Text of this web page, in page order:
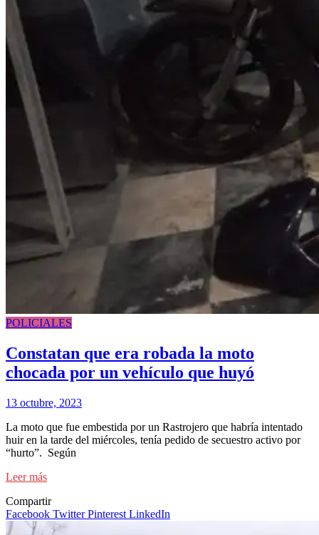
POLICIALES
Constatan que era robada la moto
chocada por un vehículo que huyó
13 octubre, 2023
La moto que fue embestida por un Rastrojero que habría intentado
huir en la tarde del miércoles, tenía pedido de secuestro activo por
“hurto”. Según
Leer más
Compartir
Facebook TwitterPinterest LinkedIn